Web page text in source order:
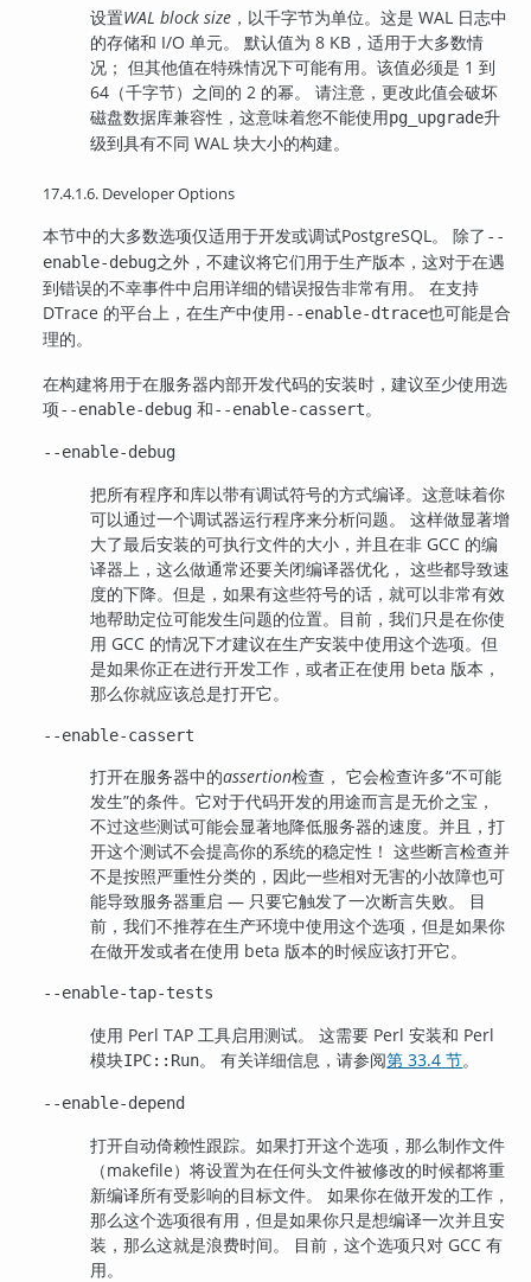
设置WAL block size ，以千字节为单位。这是 WAL 日志中
的存储和 I/O 单元。 默认值为 8 KB，适用于大多数情
况； 但其他值在特殊情况下可能有用。该值必须是 1 到
64（千字节）之间的 2 的幂。 请注意，更改此值会破坏
磁盘数据库兼容性，这意味着您不能使用pg_upgrade升
级到具有不同 WAL 块大小的构建。
17.4.1.6. Developer Options
本节中的大多数选项仅适用于开发或调试PostgreSQL。 除了 --
enable-debug之外，不建议将它们用于生产版本，这对于在遇
到错误的不幸事件中启用详细的错误报告非常有用。 在支持
DTrace 的平台上，在生产中使用--enable-dtrace也可能是合
理的。
在构建将用于在服务器内部开发代码的安装时，建议至少使用选
项--enable-debug 和--enable-cassert。
--enable-debug
把所有程序和库以带有调试符号的方式编译。这意味着你
可以通过一个调试器运行程序来分析问题。 这样做显著增
大了最后安装的可执行文件的大小，并且在非 GCC 的编
译器上，这么做通常还要关闭编译器优化， 这些都导致速
度的下降。但是，如果有这些符号的话，就可以非常有效
地帮助定位可能发生问题的位置。目前，我们只是在你使
用 GCC 的情况下才建议在生产安装中使用这个选项。但
是如果你正在进行开发工作，或者正在使用 beta 版本，
那么你就应该总是打开它。
--enable-cassert
打开在服务器中的assertion检查， 它会检查许多“不可能
发生”的条件。它对于代码开发的用途而言是无价之宝，
不过这些测试可能会显著地降低服务器的速度。并且，打
开这个测试不会提高你的系统的稳定性！ 这些断言检查并
不是按照严重性分类的，因此一些相对无害的小故障也可
能导致服务器重启 — 只要它触发了一次断言失败。 目
前，我们不推荐在生产环境中使用这个选项，但是如果你
在做开发或者在使用 beta 版本的时候应该打开它。
--enable-tap-tests
使用 Perl TAP 工具启用测试。 这需要 Perl 安装和 Perl
模块IPC::Run。有关详细信息，请参阅第 33.4 节。
--enable-depend
打开自动倚赖性跟踪。如果打开这个选项，那么制作文件
（makefile）将设置为在任何头文件被修改的时候都将重
新编译所有受影响的目标文件。 如果你在做开发的工作，
那么这个选项很有用，但是如果你只是想编译一次并且安
装，那么这就是浪费时间。 目前，这个选项只对 GCC 有
用。